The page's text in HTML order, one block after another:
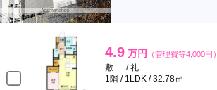
4.9 万円 （管理費等4,000円）
敷 － / 礼 －
1階 / 1LDK / 32.78㎡